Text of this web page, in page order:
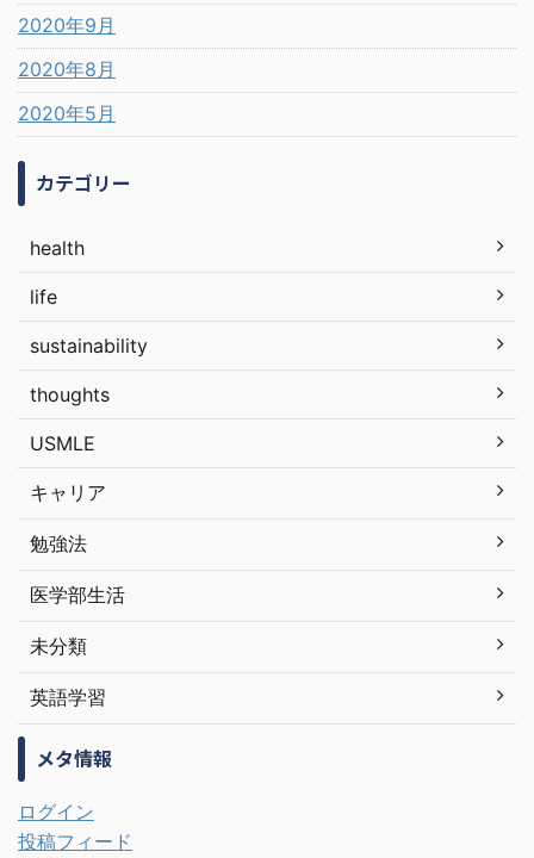
2020年9月
2020年8月
2020年5月
カテゴリー
health
life
sustainability
thoughts
USMLE
キャリア
勉強法
医学部生活
未分類
英語学習
メタ情報
ログイン
投稿フィード